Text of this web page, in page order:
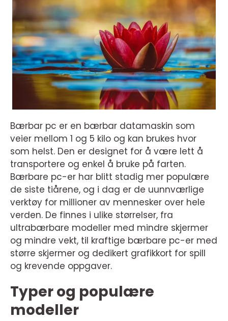
Bærbar pc er en bærbar datamaskin som
veier mellom 1 og 5 kilo og kan brukes hvor
som helst. Den er designet for å være lett å
transportere og enkel å bruke på farten.
Bærbare pc-er har blitt stadig mer populære
de siste tiårene, og i dag er de uunnværlige
verktøy for millioner av mennesker over hele
verden. De finnes i ulike størrelser, fra
ultrabærbare modeller med mindre skjermer
og mindre vekt, til kraftige bærbare pc-er med
større skjermer og dedikert grafikkort for spill
og krevende oppgaver.
Typer og populære
modeller